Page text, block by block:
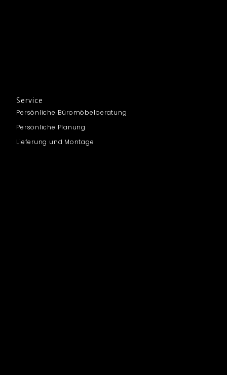
Service
Persönliche Büromöbelberatung
Persönliche Planung
Lieferung und Montage